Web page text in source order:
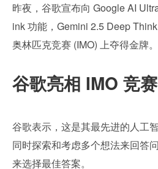
昨夜，谷歌宣布向 Google AI
ink 功能，Gemini 2.5 Deep
奥林匹克竞赛 (IMO) 上夺得金牌。
谷歌亮相 IMO 竞
谷歌表示，这是其最先进的人工
同时探索和考虑多个想法来回答
来选择最佳答案。